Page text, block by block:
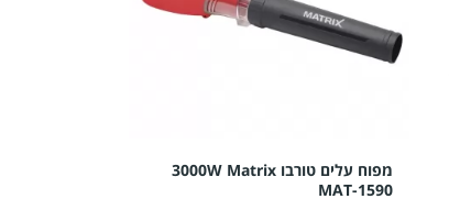
מפוח עלים טורבו 3000W Matrix
MAT-1590